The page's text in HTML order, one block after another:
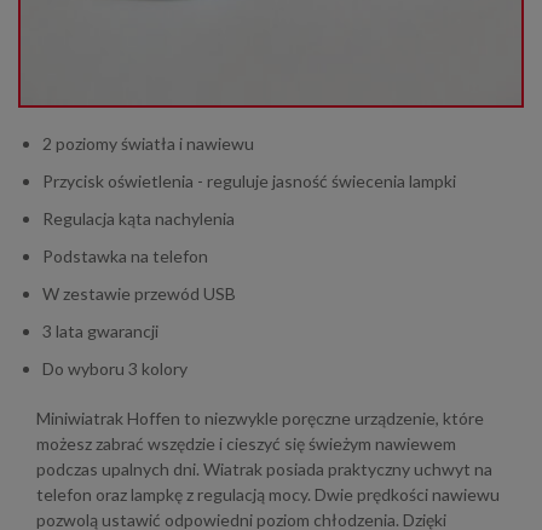
2 poziomy światła i nawiewu
Przycisk oświetlenia - reguluje jasność świecenia lampki
Regulacja kąta nachylenia
Podstawka na telefon
W zestawie przewód USB
3 lata gwarancji
Do wyboru 3 kolory
Miniwiatrak Hoffen to niezwykle poręczne urządzenie, które
możesz zabrać wszędzie i cieszyć się świeżym nawiewem
podczas upalnych dni. Wiatrak posiada praktyczny uchwyt na
telefon oraz lampkę z regulacją mocy. Dwie prędkości nawiewu
pozwolą ustawić odpowiedni poziom chłodzenia. Dzięki